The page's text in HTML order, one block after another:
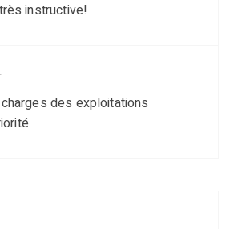
instructive!
des exploitations